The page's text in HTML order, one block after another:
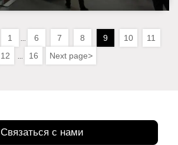
1 ... 6 7 8 9 10
11
12
... 16 Next page>
Связаться с нами